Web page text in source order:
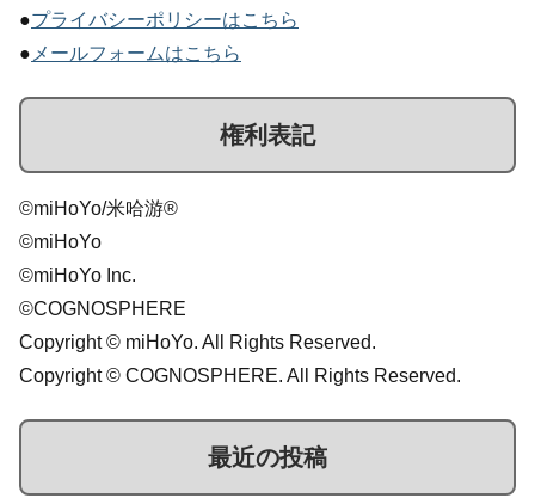
●プライバシーポリシーはこちら
● メールフォームはこちら
権利表記
©miHoYo/米哈游®
©miHoYo
©miHoYo Inc.
©COGNOSPHERE
Copyright © miHoYo. All Rights Reserved.
Copyright © COGNOSPHERE. All Rights Reserved.
最近の投稿